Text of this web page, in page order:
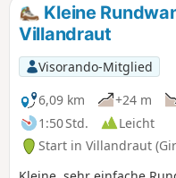
Kleine
Villandraut
Visorando-Mitglied
6,09 km
+24 m
1:50 Std.
Leicht
Start in Villandraut